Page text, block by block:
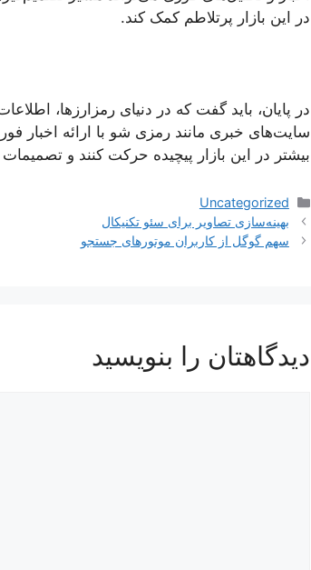
در این بازار پرتلاطم کمک کند.
در پایان، باید گفت که در دنیای رمزارزها،
سایت‌های خبری مانند رمزی شو با ارائه اخبار
بیشتر در این بازار پیچیده حرکت کنند و تصمیمات
دسته‌ها
Uncategorized
ناوبری
نوشته‌ها
بهینه‌سازی تصاویر برای سئو تکنیکال
سهم گوگل از کاربران موتور‌‌های جستجو
دیدگاهتان را بنویسید